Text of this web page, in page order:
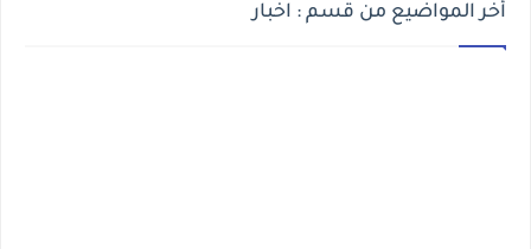
أخر المواضيع من قسم : اخبار